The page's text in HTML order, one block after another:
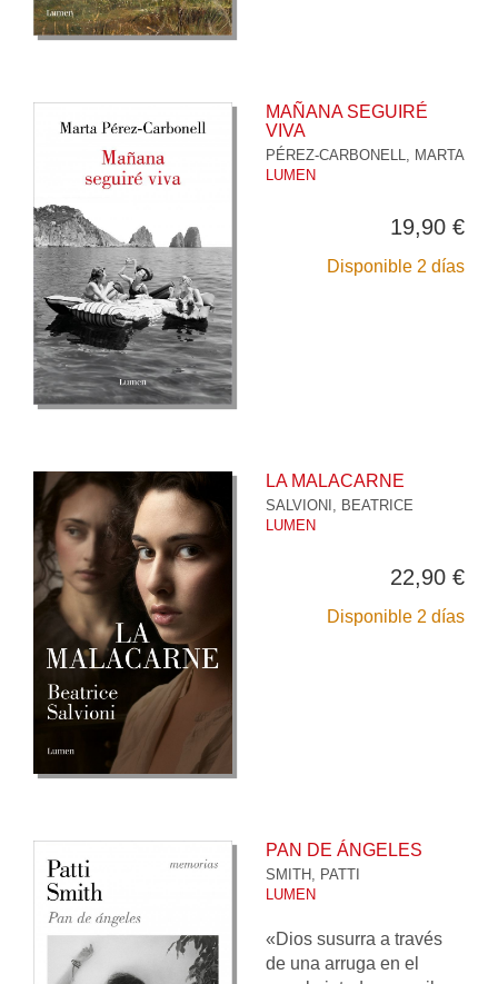
MAÑANA SEGUIRÉ
VIVA
PÉREZ-CARBONELL, MARTA
LUMEN
19,90 €
Disponible 2 días
LA MALACARNE
SALVIONI, BEATRICE
LUMEN
22,90 €
Disponible 2 días
PAN DE ÁNGELES
SMITH, PATTI
LUMEN
«Dios susurra a través
de una arruga en el